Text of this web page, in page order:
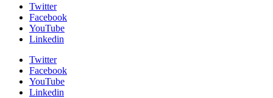
Twitter
Facebook
YouTube
Linkedin
Twitter
Facebook
YouTube
Linkedin